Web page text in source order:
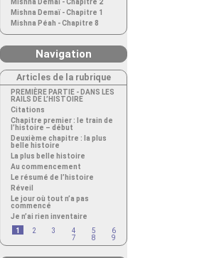
Mishna Demaï - Chapitre 2
Mishna Demaï - Chapitre 1
Mishna Péah - Chapitre 8
Navigation
Articles de la rubrique
PREMIÈRE PARTIE - DANS LES
RAILS DE L’HISTOIRE
Citations
Chapitre premier : le train de
l’histoire – début
Deuxième chapitre : la plus
belle histoire
La plus belle histoire
Au commencement
Le résumé de l’histoire
Réveil
Le jour où tout n’a pas
commencé
Je n’ai rien inventaire
1
2 3 4 5
6
7
8 9